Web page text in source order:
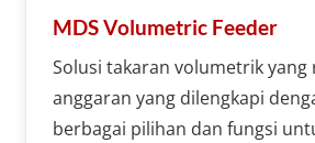
MDS Volumetric Feeder
Solusi takaran volumetrik yang
anggaran yang dilengkapi
berbagai pilihan dan fungsi